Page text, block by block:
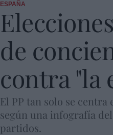
ESPAÑA
de
contra "la
El PP tan solo se
según una infografía
partidos.